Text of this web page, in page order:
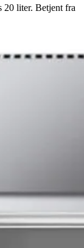
20 liter. Betjent fra